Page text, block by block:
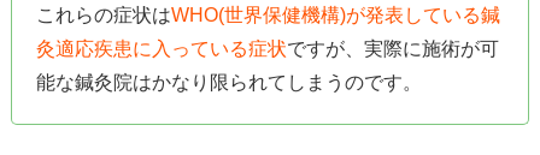
これらの症状はWHO(世界保健機構)が発表している鍼
灸適応疾患に入っている症状ですが、実際に施術が可
能な鍼灸院はかなり限られてしまうのです。